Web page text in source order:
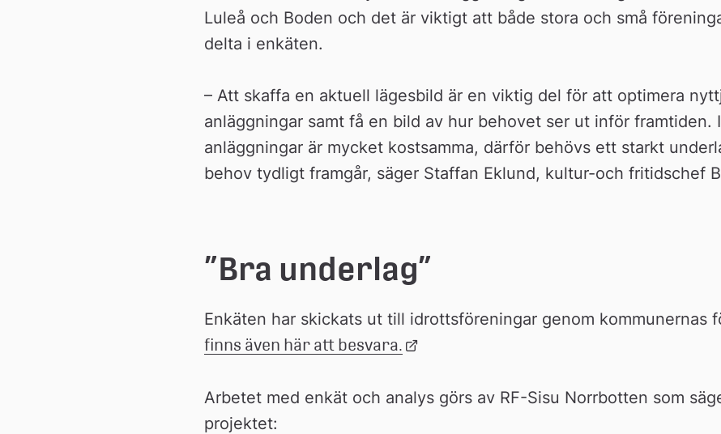
Luleå och Boden och det är viktigt att både stora och små
delta i enkäten.
– Att skaffa en aktuell lägesbild är en viktig del för att optimera
anläggningar samt få en bild av hur behovet ser ut inför framtiden.
anläggningar är mycket kostsamma, därför behövs ett starkt
behov tydligt framgår, säger Staffan Eklund, kultur-och fritidschef
”Bra underlag”
Enkäten har skickats ut till idrottsföreningar genom kommunernas
finns även här att besvara. Länk
extern
Arbetet med enkät och analys görs av RF-Sisu Norrbotten som
projektet: